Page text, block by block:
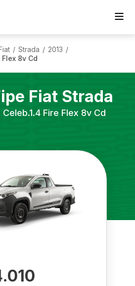
/ Strada / 2013 /
8v Cd
Fiat Strada
Fire Flex 8v Cd